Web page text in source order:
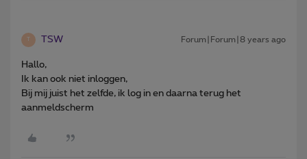
TSW Forum|Forum|8 years ago
Hallo,
Ik kan ook niet inloggen,
Bij mij juist het zelfde, ik log in en daarna terug het
aanmeldscherm